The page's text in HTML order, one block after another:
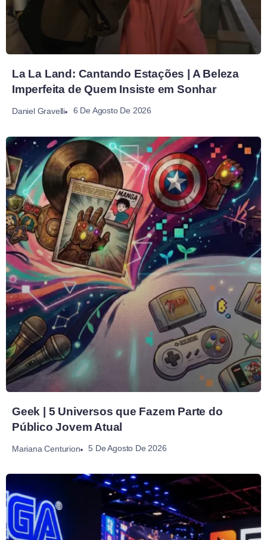
La La Land: Cantando Estações | A Beleza
Imperfeita de Quem Insiste em Sonhar
Daniel Gravelli 6 De Agosto De 2026
Geek | 5 Universos que Fazem Parte do
Público Jovem Atual
Mariana Centurion 5 De Agosto De 2026